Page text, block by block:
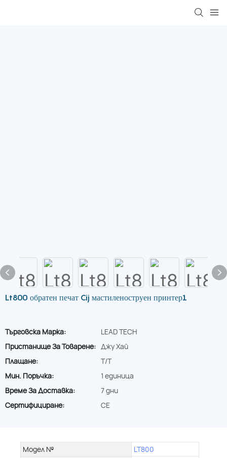
Lt800 обратен печат Cij мастиленоструен принтер1
Търговска Марка:
LEAD TECH
Пристанище За Товарене: Джу Хай
Плащане:
T/T
Мин. Поръчка:
1 единица
Време За Доставка:
7 дни
Сертифициране:
CE
Модел №
LT800